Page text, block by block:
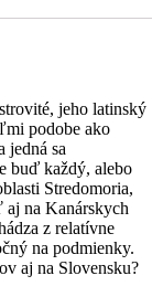
jeho latinský
podobe ako
jedná sa
buď každý, alebo
Stredomoria,
aj na Kanárskych
z relatívne
na podmienky.
aj na Slovensku?